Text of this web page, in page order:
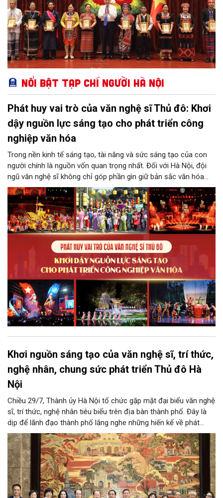
Nổi bật Tạp chí Người Hà Nội
Phát huy vai trò của văn nghệ sĩ Thủ đô: Khơi
dậy nguồn lực sáng tạo cho phát triển công
nghiệp văn hóa
Trong nền kinh tế sáng tạo, tài năng và sức sáng tạo của con
người chính là nguồn vốn quan trọng nhất. Đối với Hà Nội, đội
ngũ văn nghệ sĩ không chỉ góp phần gìn giữ bản sắc văn hóa
mà còn giữ vai trò trung tâm trong quá trình hình thành các sản
phẩm công nghiệp văn hóa có giá trị. Khơi dậy, phát huy và tạo
điều kiện để nguồn lực sáng tạo ấy phát triển sẽ là “chìa khóa”
để Hà Nội khai thác hiệu quả tiềm năng văn hóa, nâng cao năng
lực cạnh tranh và khẳng định vị thế của một trung tâm sáng tạo
trong kỷ nguyên mới.
Khơi nguồn sáng tạo của văn nghệ sĩ, trí thức,
nghệ nhân, chung sức phát triển Thủ đô Hà
Nội
Chiều 29/7, Thành ủy Hà Nội tổ chức gặp mặt đại biểu văn nghệ
sĩ, trí thức, nghệ nhân tiêu biểu trên địa bàn thành phố. Đây là
dịp để lãnh đạo thành phố lắng nghe những hiến kế về phát
triển khoa học công nghệ, đổi mới sáng tạo, công nghiệp văn
hóa và phát huy nguồn lực con người, góp phần tạo động lực
mới cho sự phát triển nhanh, bền vững của Thủ đô.